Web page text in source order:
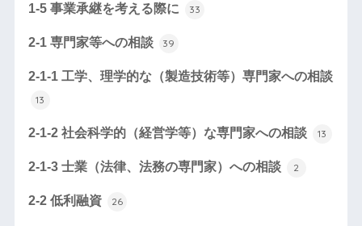
1-5 事業承継を考える際に 33
2-1 専門家等への相談 39
2-1-1 工学、理学的な（製造技術等）専門家への相談
13
2-1-2 社会科学的（経営学等）な専門家への相談 13
2-1-3 士業（法律、法務の専門家）への相談 2
2-2 低利融資 26